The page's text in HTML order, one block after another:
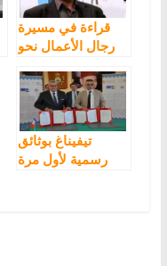
قراءة في مسيرة
رجال الأعمال نحو
تيفيناغ بوثائق
رسمية لأول مرة